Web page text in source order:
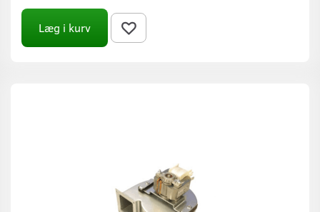
Læg i kurv